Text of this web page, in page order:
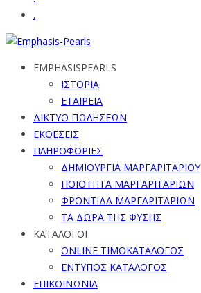
.
EMPHASISPEARLS
ΙΣΤΟΡΙΑ
ΕΤΑΙΡΕΙΑ
ΔΙΚΤΥΟ ΠΩΛΗΣΕΩΝ
ΕΚΘΕΣΕΙΣ
ΠΛΗΡΟΦΟΡΙΕΣ
ΔΗΜΙΟΥΡΓΙΑ ΜΑΡΓΑΡΙΤΑΡΙΟΥ
ΠΟΙΟΤΗΤΑ ΜΑΡΓΑΡΙΤΑΡΙΩΝ
ΦΡΟΝΤΙΔΑ ΜΑΡΓΑΡΙΤΑΡΙΩΝ
ΤΑ ΔΩΡΑ ΤΗΣ ΦΥΣΗΣ
ΚΑΤΑΛΟΓΟΙ
ONLINE ΤΙΜΟΚΑΤΑΛΟΓΟΣ
ΕΝΤΥΠΟΣ ΚΑΤΑΛΟΓΟΣ
ΕΠΙΚΟΙΝΩΝΙΑ